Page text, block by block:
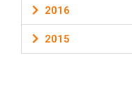
2016
2015